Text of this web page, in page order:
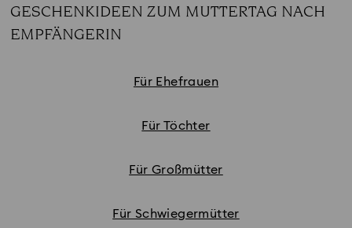
GESCHENKIDEEN ZUM MUTTERTAG NACH
EMPFÄNGERIN
Für Ehefrauen
Für Töchter
Für Großmütter
Für Schwiegermütter